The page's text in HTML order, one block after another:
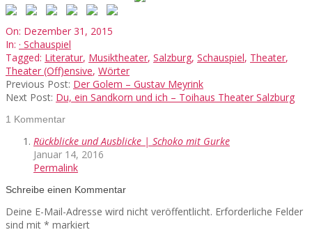
2015-
12-
31
On: Dezember 31, 2015
In: · Schauspiel
Tagged: Literatur, Musiktheater, Salzburg, Schauspiel, Theater,
Theater (Off)ensive, Wörter
Previous Post: Der Golem – Gustav Meyrink
Next Post: Du, ein Sandkorn und ich – Toihaus Theater Salzburg
1 Kommentar
Rückblicke und Ausblicke | Schoko mit Gurke
Januar 14, 2016
Permalink
Schreibe einen Kommentar
Deine E-Mail-Adresse wird nicht veröffentlicht. Erforderliche Felder
sind mit * markiert